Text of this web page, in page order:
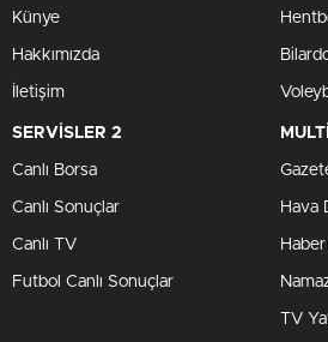
Künye
Hakkımızda
İletişim
SERVİSLER 2
Canlı Borsa
Canlı Sonuçlar
Canlı TV
Futbol Canlı Sonuçlar
Hava
TV